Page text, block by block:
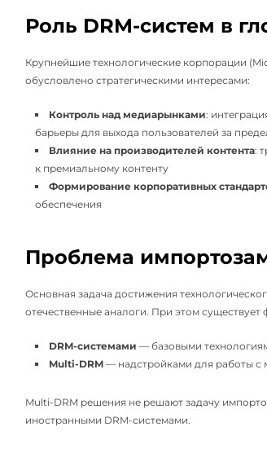
Роль DRM-систем в
Крупнейшие технологические корпорации
обусловлено стратегическими интересами:
Контроль над медиарынками:
барьеры для выхода пользователей за
Влияние на производителей контента:
к премиальному контенту
Формирование корпоративных
обеспечения
Проблема
Основная задача достижения
отечественные аналоги. При этом
DRM-системами — базовыми
Multi-DRM— надстройками для работы с
Multi-DRM решения не решают задачу
иностранными DRM-системами.